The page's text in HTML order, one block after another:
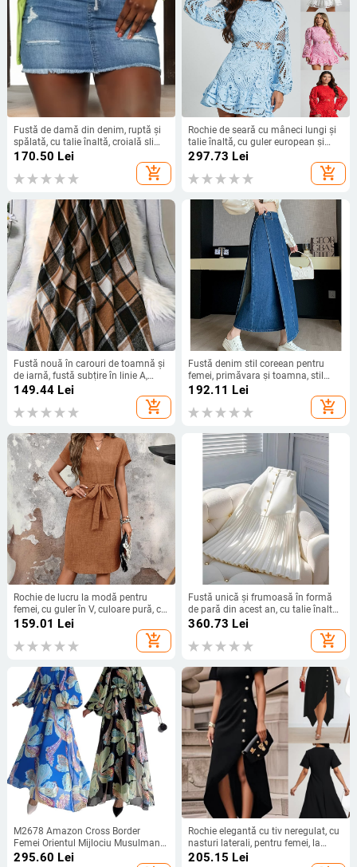
Fustă de damă din denim, ruptă și
spălată, cu talie înaltă, croială slim,
de vară nouă, Amazon, Ebay, cu
170.50 Lei
add_shopping_cart
Rochie de seară cu mâneci lungi și
talie înaltă, cu guler european și
american, cu volane, din dantelă
297.73 Lei
add_shopping_cart
Fustă nouă în carouri de toamnă și
de iarnă, fustă subțire în linie A,
fustă mare cu leagăn, umbrelă
149.44 Lei
add_shopping_cart
Fustă denim stil coreean pentru
femei, primăvara și toamna, stil
academic, talie înaltă, retro, șold,
acoperire, design slăbit, Sense
Niche, fustă A-line
192.11 Lei
add_shopping_cart
Rochie de lucru la modă pentru
femei, cu guler în V, culoare pură, cu
mâneci scurte și curea, lungime
transfrontalier european și
159.01 Lei
add_shopping_cart
Fustă unică și frumoasă în formă
de pară din acest an, cu talie înaltă,
care acoperă șoldurile, subțire,
cusături albe, plisată, în linie A,
pentru femei
360.73 Lei
add_shopping_cart
M2678 Amazon Cross Border
Femei Orientul Mijlociu Musulmane
Șifon Flori Curea Lungă La Modă
295.60 Lei
Rochie elegantă cu tiv neregulat, cu
nasturi laterali, pentru femei, la
modă, transfrontalieră Amazon,
205.15 Lei